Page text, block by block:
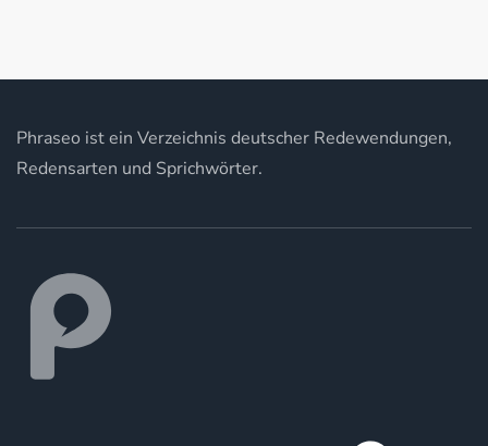
Phraseo ist ein Verzeichnis deutscher Redewendungen,
Redensarten und Sprichwörter.